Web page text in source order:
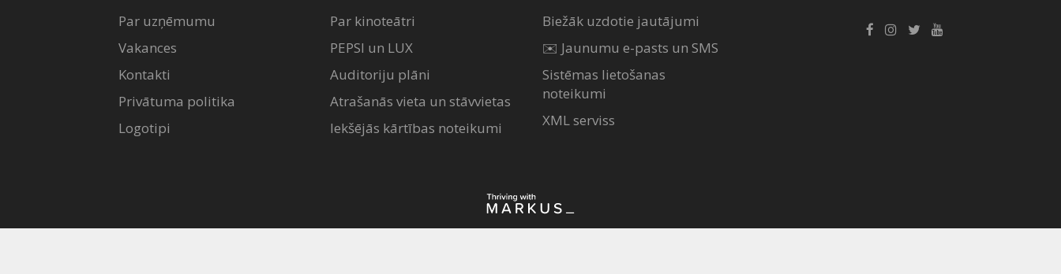
Par uzņēmumu
Vakances
Kontakti
Privātuma politika
Logotipi
Par kinoteātri
PEPSI un LUX
Auditoriju plāni
Atrašanās vieta un stāvvietas
Iekšējās kārtības noteikumi
Biežāk uzdotie jautājumi
✉️ Jaunumu e-pasts un SMS
Sistēmas lietošanas
noteikumi
XML serviss